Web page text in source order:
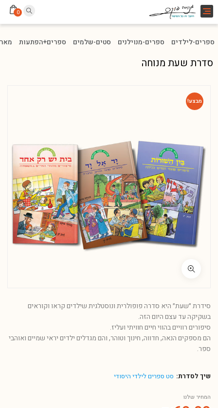
Toggle
navigation
0
ספרים-לילדים ספרים-מנוילנים סטים-שלמים ספרים+הפתעות
סדרת שעת מנוחה
מבצע!
סידרת ״שעת״ היא סדרה פופולרית ונוסטלגית שילדים קראו וקוראים
בשקיקה עד עצם היום הזה.
סיפורים רוויים בהווי חיים חוויתי ועליז.
הם מספקים הנאה, חדווה, חינוך וטוהר, והם מגדלים ילדים יראי שמיים ואוהבי
ספר.
שיך לסדרת: סט ספרים לילדי היסודי
המחיר שלנו